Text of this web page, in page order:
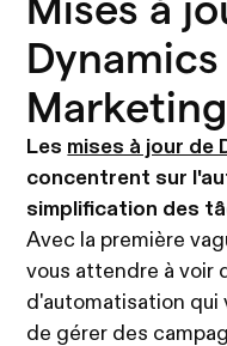
Marketing
Les mises à jour de
concentrent sur
simplification des
Avec la première
vous attendre à voir
d'automatisation
de gérer des